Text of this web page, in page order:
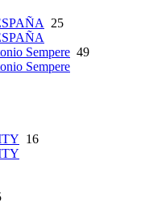
25
Sempere 49
Sempere
16